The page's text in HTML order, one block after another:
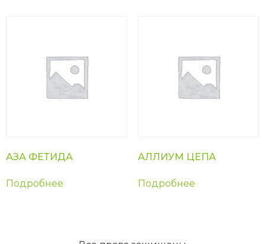
АЗА ФЕТИДА
Подробнее
АЛЛИУМ ЦЕПА
Подробнее